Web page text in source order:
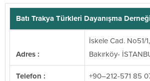
Batı Trakya Türkleri Dayanışma
Adres :
İskele Cad. No51/
Bakırköy-
Telefon : +90–212-571 85